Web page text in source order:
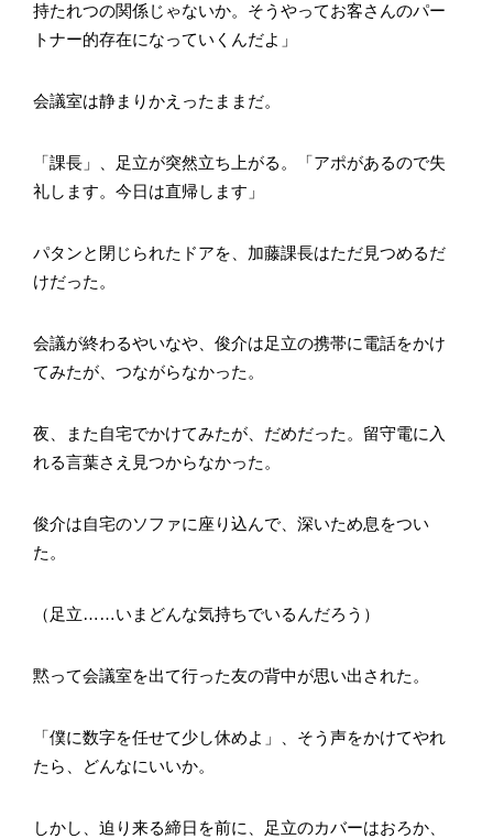
持たれつの関係じゃないか。そうやってお客さんのパー
トナー的存在になっていくんだよ」
会議室は静まりかえったままだ。
「課長」、足立が突然立ち上がる。「アポがあるので失
礼します。今日は直帰します」
パタンと閉じられたドアを、加藤課長はただ見つめるだ
けだった。
会議が終わるやいなや、俊介は足立の携帯に電話をかけ
てみたが、つながらなかった。
夜、また自宅でかけてみたが、だめだった。留守電に入
れる言葉さえ見つからなかった。
俊介は自宅のソファに座り込んで、深いため息をつい
た。
（足立……いまどんな気持ちでいるんだろう）
黙って会議室を出て行った友の背中が思い出された。
「僕に数字を任せて少し休めよ」、そう声をかけてやれ
たら、どんなにいいか。
しかし、迫り来る締日を前に、足立のカバーはおろか、